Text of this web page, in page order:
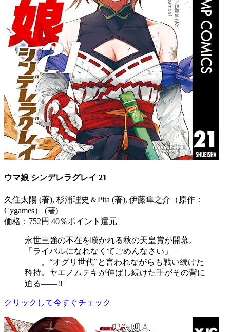
ウマ娘 シンデレラグレイ 21
久住太陽 (著), 杉浦理史＆Pita (著), 伊藤隼之介（原作：
Cygames） (著)
価格：752円 40％ポイント還元
永世三強の不在を嘆かれる秋の天皇賞が開幕。
「ライバルになれなくてごめんなさい」
――。“オグリ世代”と言われながらも戦い続けた
矜持。ヤエノムテキが伸ばし続けた手がその背に
迫る――!!
クリックして今すぐチェック